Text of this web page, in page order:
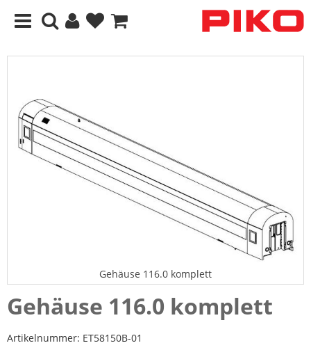
Gehäuse 116.0 komplett
Gehäuse 116.0 komplett
Artikelnummer: ET58150B-01